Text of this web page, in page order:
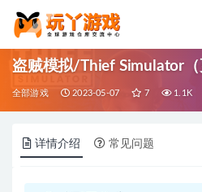
盗贼模拟/Thief Simulator（
全部游戏 2023-05-07 7 1.1K
详情介绍 常见问题